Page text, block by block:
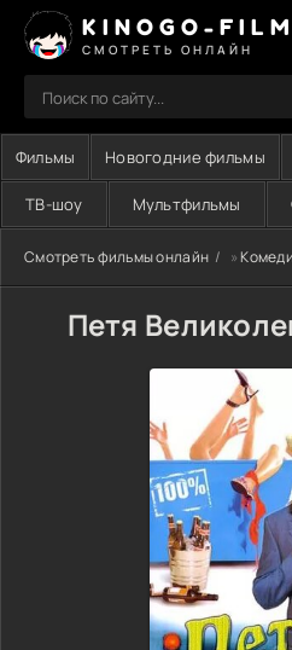
KINOGO-FILM
СМОТРЕТЬ ОНЛАЙН
Фильмы Новогодние фильмы
ТВ-шоу Мультфильмы
Смотреть фильмы онлайн »
Петя